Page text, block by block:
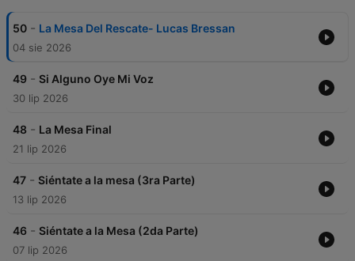
50 - La Mesa Del Rescate- Lucas Bressan
04 sie 2026
49 - Si Alguno Oye Mi Voz
30 lip 2026
48 - La Mesa Final
21 lip 2026
47 - Siéntate a la mesa (3ra Parte)
13 lip 2026
46 - Siéntate a la Mesa (2da Parte)
07 lip 2026